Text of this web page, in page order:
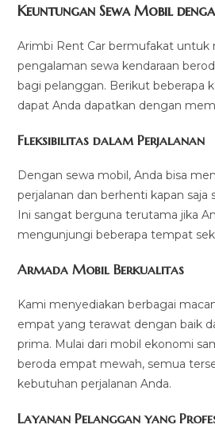
Keuntungan Sewa Mobil
Arimbi Rent Car bermufakat untuk
pengalaman sewa kendaraan
bagi pelanggan. Berikut beberapa
dapat Anda dapatkan dengan
Fleksibilitas dalam Perjalanan
Dengan sewa mobil, Anda bisa
perjalanan dan berhenti kapan saja
Ini sangat berguna terutama jika
mengunjungi beberapa tempat
Armada Mobil Berkualitas
Kami menyediakan berbagai
empat yang terawat dengan baik
prima. Mulai dari mobil ekonomi
beroda empat mewah, semua
kebutuhan perjalanan Anda.
Layanan Pelanggan yang